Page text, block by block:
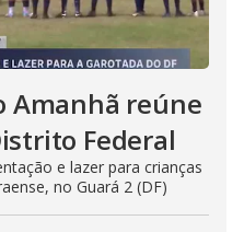
Amanhã reúne
Federal
e lazer para crianças
no Guará 2 (DF)